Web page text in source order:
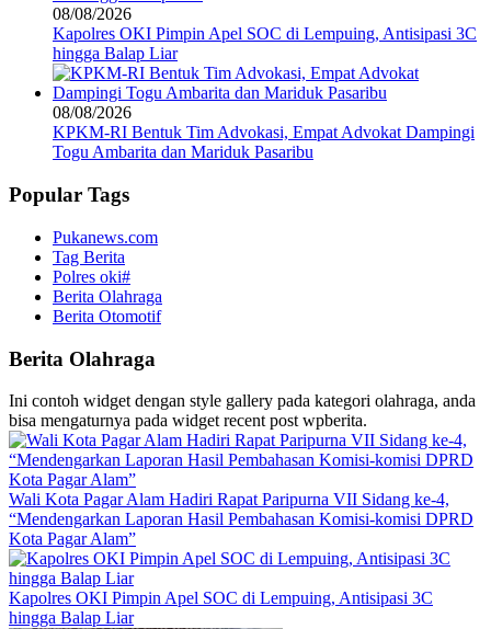
08/08/2026
Kapolres OKI Pimpin Apel SOC di Lempuing, Antisipasi 3C
hingga Balap Liar
08/08/2026
KPKM-RI Bentuk Tim Advokasi, Empat Advokat Dampingi
Togu Ambarita dan Mariduk Pasaribu
Popular Tags
Pukanews.com
Tag Berita
Polres oki#
Berita Olahraga
Berita Otomotif
Berita Olahraga
Ini contoh widget dengan style gallery pada kategori olahraga, anda
bisa mengaturnya pada widget recent post wpberita.
Wali Kota Pagar Alam Hadiri Rapat Paripurna VII Sidang ke-4,
“Mendengarkan Laporan Hasil Pembahasan Komisi-komisi DPRD
Kota Pagar Alam”
Kapolres OKI Pimpin Apel SOC di Lempuing, Antisipasi 3C
hingga Balap Liar